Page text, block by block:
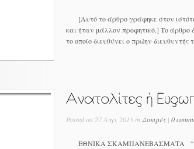
[Αυτό το άρθρο γράφηκε στον
και ήταν μάλλον προφητικό.] Το άρθρο
το οποίο διευθύνει ο πρώην
Posted on 27 Απρ, 2015 in Δοκιμές| 0
ΕΘΝΙΚΑ ΣΚΑΜΠΑΝΕΒΑΣΜΑΤΑ